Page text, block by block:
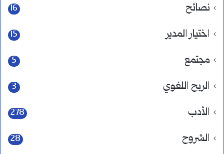
نصائح 16
اختيار المدير 15
مجتمع 5
الربح اللغوي 3
الأدب 278
الشروح 28